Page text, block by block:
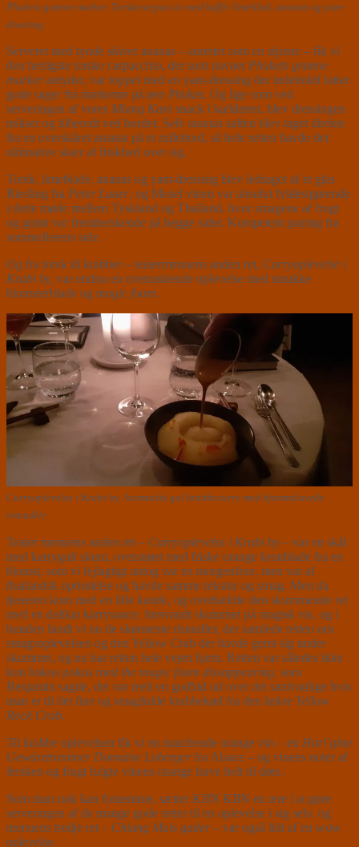
Phukets grønne marker. Torskecarpaccio med kaffir limeblad, ananas og yam-
dressing.
Serveret med tynde skiver ananas – anrettet som en stjerne – fik vi
den herligste torske carpacchio, der som navnet Phukets grønne
marker antyder, var toppet med en yam-dressing der indeholdt lutter
gode sager fra markerne på øen Phuket. Og lige som ved
serveringen af vores Miang Kam snack i kælderen, blev dressingen
mikset og tilberedt ved bordet. Selv ananas saften blev taget direkte
fra en overskåret ananas på et rullebord, så hele retten havde det
ultimative skær af friskhed over sig.
Torsk, limeblade, ananas og yam-dressing blev ledsaget af et glas
Riesling fra Peter Lauer, og Mosel vinen var absolut fyldestgørende
i dette møde mellem Tyskland og Thailand, hvor smagene af frugt
og grønt var fremherskende på begge sider. Kompetent pairing fra
sommelierens side.
Og fra torsk til krabber – teatermenuens anden ret, Curryoplevelse i
Krabi by, var endnu en overraskende oplevelse med smukke
blomsterblade og magic foam.
Curryoplevelse i Krabi by. Aromatisk gul krabbecurry med hjemmelavede
risnudler.
Teater menuens anden ret – Curryoplevelse i Krabi by – var en skål
med karrygult skum, overstrøet med friske orange kronblade fra en
blomst, som vi fejlagtigt antog var en morgenfrue, men var af
thailandsk oprindelse og havde samme tekstur og smag. Men da
tjeneren kom med en lille kande, og overhældte den skummende ret
med en delikat karrysauce, forsvandt skummet på magisk vis, og i
bunden fandt vi nu de skønneste risnudler, der samlede retten om
smagsoplevelsen og den Yellow Crab der havde gemt sig under
skummet, og nu bar retten hele vejen hjem. Retten var således ikke
kun hokus pokus med the magic foam dissappearing, som
Benjamin sagde, det var reelt en godbid ud over det sædvanlige hvis
man er til det fine og smagfulde krabbekød fra den lækre Yellow
Rock Crab.
Til krabbe oplevelsen fik vi en matchende orange vin – en Hori’gine
Gewürztraminer Domaine Loberger fra Alsace – og vinens noter af
fersken og frugt fulgte vinens orange farve helt til dørs.
Som man nok kan fornemme, sætter KIIN KIIN en ære i at gøre
serveringen af de mange gode retter til en oplevelse i sig selv, og
menuens tredje ret – Chiang Mais gader – var også lidt af en wow
oplevelse.